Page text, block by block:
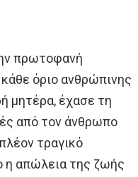
πρωτοφανή
όριο ανθρώπινης
μητέρα, έχασε τη
από τον άνθρωπο
τραγικό
η απώλεια της ζωής